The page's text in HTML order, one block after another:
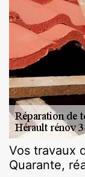
Vos travaux
Quarante,